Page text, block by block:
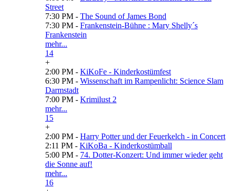
Street
7:30 PM - The Sound of James Bond
7:30 PM - Frankenstein-Bühne : Mary Shelly´s
Frankenstein
mehr...
14
+
2:00 PM - KiKoFe - Kinderkostümfest
6:30 PM - Wissenschaft im Rampenlicht: Science Slam
Darmstadt
7:00 PM - Krimilust 2
mehr...
15
+
2:00 PM - Harry Potter und der Feuerkelch - in Concert
2:11 PM - KiKoBa - Kinderkostümball
5:00 PM - 74. Dotter-Konzert: Und immer wieder geht
die Sonne auf!
mehr...
16